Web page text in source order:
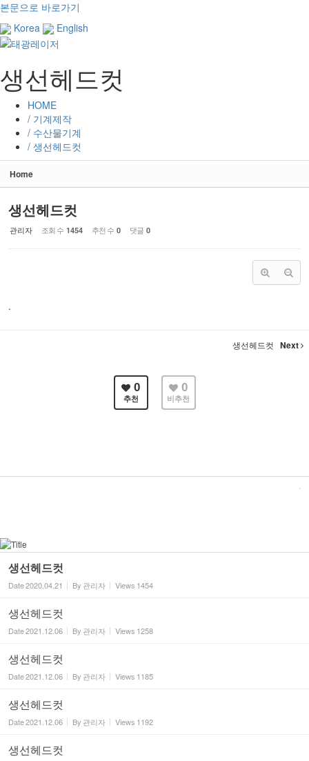
본문으로 바로가기
Korea
English
생선헤드컷
HOME
/ 기계제작
/ 수산물기계
/ 생선헤드컷
Home
생선헤드컷
관리자 조회 수 1454 추천 수 0 댓글 0
.
생선헤드컷 Next
0
추천
0
비추천
생선헤드컷
Date2020.04.21 By 관리자 Views 1454
생선헤드컷
Date2021.12.06 By 관리자 Views 1258
생선헤드컷
Date2021.12.06 By 관리자 Views 1185
생선헤드컷
Date2021.12.06 By 관리자 Views 1192
생선헤드컷